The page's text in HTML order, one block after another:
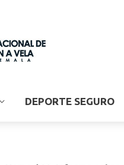
DEPORTE SEGURO